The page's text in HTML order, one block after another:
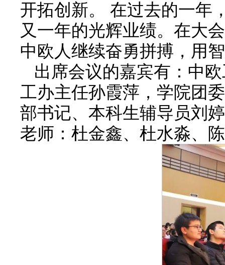
开拓创新。 在过去的一年
又一年的光辉业绩。在大
中欧人继续奋勇拼搏，用
出席会议的嘉宾有：中
工办主任孙霞萍，学院团
部书记、本科生辅导员刘
老师：杜金鑫、杜水淼、